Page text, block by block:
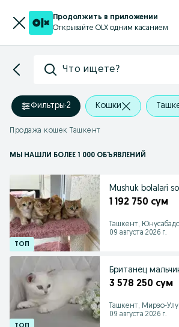
Продолжить в приложении
Открывайте OLX одним касанием
Что ищете?
Фильтры·2 Кошки
Продажа кошек Ташкент
МЫ НАШЛИ БОЛЕЕ 1 000 ОБЪЯВЛЕНИЙ
Mushuk bolalari
1 192 750 сум
Ташкент,
09 августа 2026 г.
Британец
3 578 250 сум
Ташкент, Мирзо-
09 августа 2026 г.